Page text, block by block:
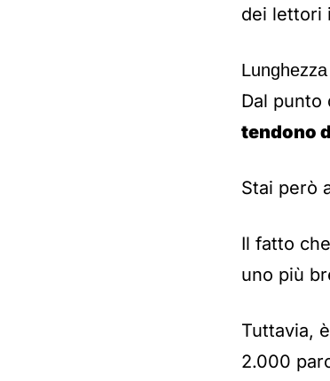
dei lettori
Dal punto
tendono
Stai però
Il fatto
uno più
Tuttavia,
2.000